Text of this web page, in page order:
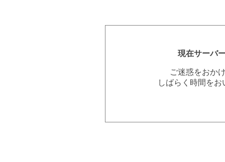
現在サーバ
ご迷惑をおか
しばらく時間を